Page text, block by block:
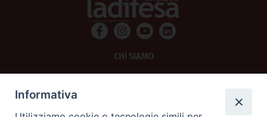
CHI SIAMO
Informativa